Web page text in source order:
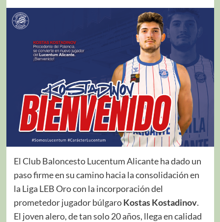
El Club Baloncesto Lucentum Alicante ha dado un
paso firme en su camino hacia la consolidación en
la Liga LEB Oro con la incorporación del
prometedor jugador búlgaroKostas Kostadinov.
El joven alero, de tan solo 20 años, llega en calidad